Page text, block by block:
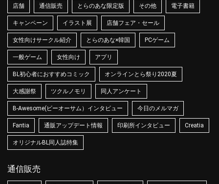
店舗 通信販売 とらのあな限定版 その他 電子書籍
キャンペーン イラスト展 店舗フェア・セール
女性向けサークル紹介 とらのあな×韓国 PCゲーム
一般ゲーム 女性向け アプリ
BL初心者におすすめコミック オンラインとら祭り2020夏
大感謝祭 ツクルノモリ 同人アンケート
B-Awesome(ビーオーサム）インタビュー 今日のメルマガ
Fantia 通販アップデート情報 印刷所インタビュー Creatia
オリジナルBL同人誌特集
通信販売